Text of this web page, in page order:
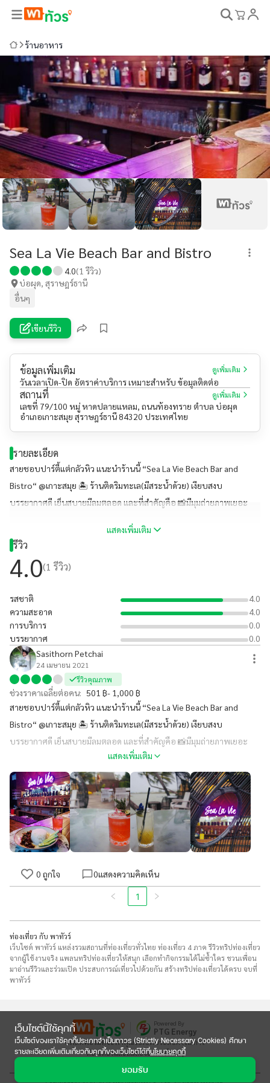
เว็บไซต์นี้ใช้คุกกี้
เว็บไซต์ของเราใช้คุกกี้ประเภทจำเป็นถาวร (Strictly Necessary Cookies) ศึกษา
รายละเอียดเพิ่มเติมเกี่ยวกับคุกกี้ของเว็บไซต์ได้ที่นโยบายคุกกี้
ยอมรับ
ร้านอาหาร
Sea La Vie Beach Bar and Bistro
4.0(1 รีวิว)
บ่อผุด, สุราษฎร์ธานี
อื่นๆ
เขียนรีวิว
ข้อมูลเพิ่มเติม ดูเพิ่มเติม
วันเวลาเปิด-ปิด อัตราค่าบริการ เหมาะสำหรับ ข้อมูลติดต่อ
สถานที่ ดูเพิ่มเติม
เลขที่ 79/100 หมู่ หาดปลายแหลม, ถนนท้องทราย ตำบล บ่อผุด
อำเภอเกาะสมุย สุราษฎร์ธานี 84320 ประเทศไทย
รายละเอียด
สายชอบปาร์ตี้แต่กลัวหิว แนะนำร้านนี้ “Sea La Vie Beach Bar and
Bistro“ @เกาะสมุย 🏝 ร้านติดริมทะเล(มีสระน้ำด้วย) เงียบสงบ
บรรยากาศดี เย็นสบายมีลมตลอด และที่สำคัญคือ 📸มีมุมถ่ายภาพเยอะ
เยอะมาก 🍸🍹(อาหารอร่อย) #ร้านนี้บิวตี้แนะนำ ไปสมุยไม่ควรพลาด
(ถ่ายรูปสวยๆกัน)
แสดงเพิ่มเติม
รีวิว
4.0(1 รีวิว)
รสชาติ
4.0
ความสะอาด
4.0
การบริการ
0.0
บรรยากาศ
0.0
Sasithorn Petchai
24 เมษายน 2021
รีวิวคุณภาพ
ช่วงราคาเฉลี่ยต่อคน: 501 ฿- 1,000 ฿
สายชอบปาร์ตี้แต่กลัวหิว แนะนำร้านนี้ “Sea La Vie Beach Bar and
Bistro“ @เกาะสมุย 🏝 ร้านติดริมทะเล(มีสระน้ำด้วย) เงียบสงบ
บรรยากาศดี เย็นสบายมีลมตลอด และที่สำคัญคือ 📸มีมุมถ่ายภาพเยอะ
ด้วย ร้านเขาตกแต่งได้สวยมาก ทางร้านมีเมนูอาหารและเครื่องดื่มให้เลือก
เยอะมาก 🍸🍹(อาหารอร่อย) #ร้านนี้บิวตี้แนะนำ ไปสมุยไม่ควรพลาด
(ถ่ายรูปสวยๆกัน)
แสดงเพิ่มเติม
0 ถูกใจ 0แสดงความคิดเห็น
1
ท่องเที่ยว กับ พาทัวร์
เว็บไซต์ พาทัวร์ แหล่งรวมสถานที่ท่องเที่ยวทั่วไทย ท่องเที่ยว 4 ภาค รีวิวทริปท่องเที่ยว
จากผู้ใช้งานจริง แพลนทริปท่องเที่ยวให้สนุก เลือกทำกิจกรรมได้ไม่ซ้ำใคร ชวนเพื่อน
มาอ่านรีวิวและร่วมเปิด ประสบการณ์เที่ยวไปด้วยกัน สร้างทริปท่องเที่ยวได้ครบ จบที่
พาทัวร์
Powered By
PTG Energy
แพลตฟอร์มที่จะพาคุณไปเปิดประสบการณ์การ
ท่องเที่ยวและลิ้มลองอาหารใหม่ๆ